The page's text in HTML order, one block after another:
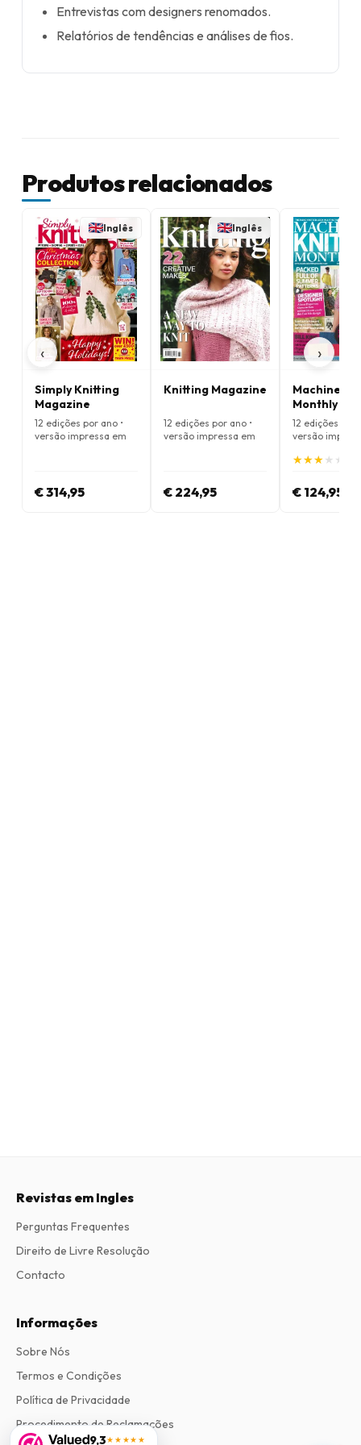
Entrevistas com designers renomados.
Relatórios de tendências e análises de fios.
Produtos relacionados
‹
Inglês
Simply Knitting
Magazine
12 edições por ano •
versão impressa em
€ 314,95
Inglês
Knitting Magazine
12 edições por ano •
versão impressa em
€ 224,95
Machine
Monthly
12 edições por
versão
★
★★
★★
★★
★ ★★
€ 124,95
›
9,3★★★★★
Revistas em Ingles
Perguntas Frequentes
Direito de Livre Resolução
Contacto
Informações
Sobre Nós
Termos e Condições
Política de Privacidade
Procedimento de Reclamações